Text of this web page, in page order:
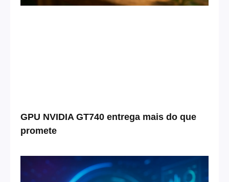
GPU NVIDIA GT740 entrega mais do que
promete